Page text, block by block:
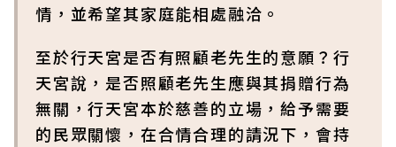
情，並希望其家庭能相處融洽。
至於行天宮是否有照顧老先生的意願？行
天宮說，是否照顧老先生應與其捐贈行為
無關，行天宮本於慈善的立場，給予需要
的民眾關懷，在合情合理的請況下，會持